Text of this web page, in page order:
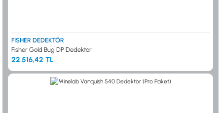
FISHER DEDEKTÖR
Fisher Gold Bug DP Dedektör
22.516,42 TL